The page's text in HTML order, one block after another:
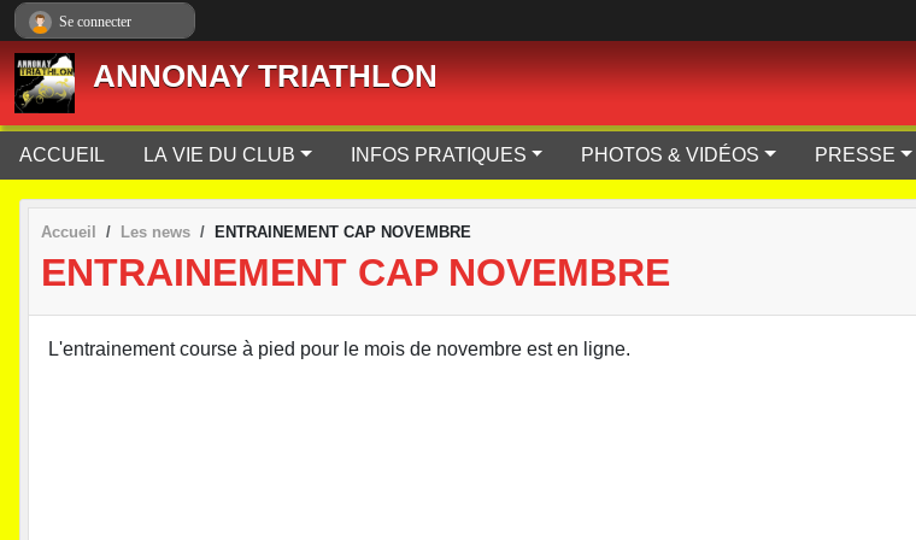
ANNONAY TRIATHLON
ACCUEIL LA VIE DU CLUB INFOS PRATIQUES PHOTOS & VIDÉOS PRESSE
Accueil Les news ENTRAINEMENT CAP NOVEMBRE
ENTRAINEMENT CAP NOVEMBRE
L'entrainement course à pied pour le mois de novembre est en ligne.
Se connecter
Panneau de gestion des cookies